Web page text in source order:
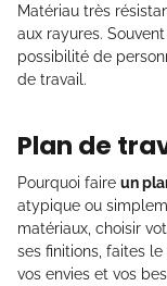
Matériau très
aux rayures.
possibilité de
de travail.
Plan de
Pourquoi faire un
atypique ou
matériaux, choisir
ses finitions, faites
vos envies et vos